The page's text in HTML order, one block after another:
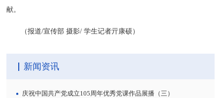
献。
（报道/宣传部 摄影/ 学生记者亓康硕）
新闻资讯
庆祝中国共产党成立105周年优秀党课作品展播（三）